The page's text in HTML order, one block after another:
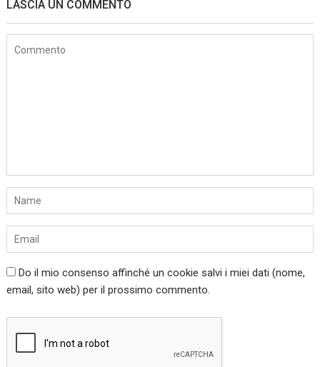
LASCIA UN COMMENTO
Do il mio consenso affinché un cookie salvi i miei dati (nome,
email, sito web) per il prossimo commento.